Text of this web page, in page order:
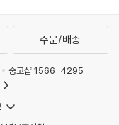
주문/배송
중고샵 1566-4295